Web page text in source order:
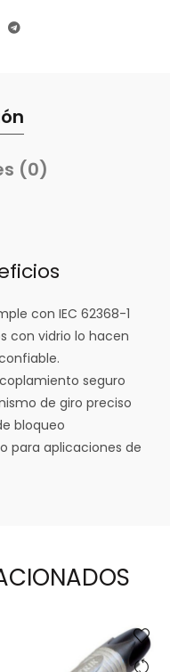
(0)
con IEC 62368-1
con vidrio lo hacen
seguro
de giro preciso
bloqueo
para aplicaciones de